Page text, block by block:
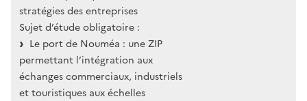
stratégies des entreprises
Sujet d’étude obligatoire :
Le port de Nouméa : une ZIP
permettant l’intégration aux
échanges commerciaux, industriels
et touristiques aux échelles